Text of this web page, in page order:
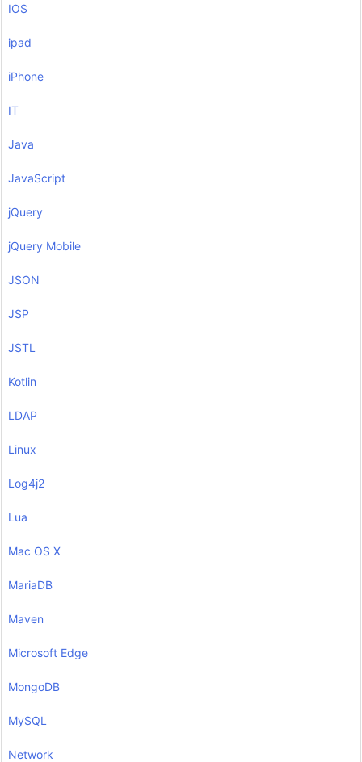
IOS
ipad
iPhone
IT
Java
JavaScript
jQuery
jQuery Mobile
JSON
JSP
JSTL
Kotlin
LDAP
Linux
Log4j2
Lua
Mac OS X
MariaDB
Maven
Microsoft Edge
MongoDB
MySQL
Network